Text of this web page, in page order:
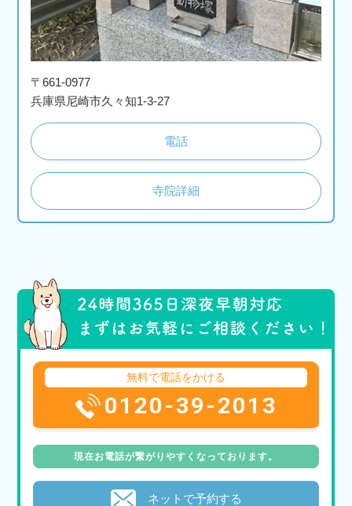
〒661-0977
兵庫県尼崎市久々知1-3-27
電話
寺院詳細
無料で電話をかける
0120-39-2013
現在お電話が繋がりやすくなっております。
ネットで予約する